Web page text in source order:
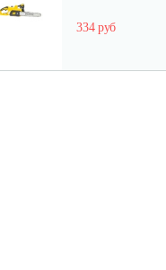
334 руб